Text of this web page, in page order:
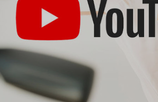
YOUTUBE